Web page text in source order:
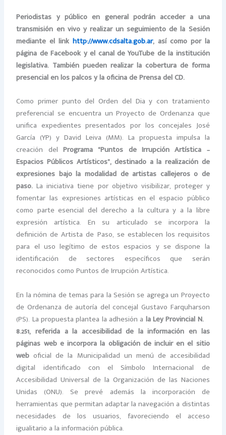
Periodistas y público en general podrán acceder a una
transmisión en vivo y realizar un seguimiento de la Sesión
mediante el linkhttp://www.cdsalta.gob.ar, así como por la
página de Facebook y el canal de YouTube de la institución
legislativa. También pueden realizar la cobertura de forma
presencial en los palcos y la oficina de Prensa del CD.
Como primer punto del Orden del Dia y con tratamiento
preferencial se encuentra un Proyecto de Ordenanza que
unifica expedientes presentados por los concejales José
García (YP) y David Leiva (MM). La propuesta impulsa la
creación delPrograma “Puntos de Irrupción Artística –
Espacios Públicos Artísticos”, destinado a la realización de
expresiones bajo la modalidad de artistas callejeros o de
paso. La iniciativa tiene por objetivo visibilizar, proteger y
fomentar las expresiones artísticas en el espacio público
como parte esencial del derecho a la cultura y a la libre
expresión artística. En su articulado se incorpora la
definición de Artista de Paso, se establecen los requisitos
para el uso legítimo de estos espacios y se dispone la
identificación de sectores específicos que serán
reconocidos como Puntos de Irrupción Artística.
En la nómina de temas para la Sesión se agrega un Proyecto
de Ordenanza de autoría del concejal Gustavo Farquharson
(PS). La propuesta plantea la adhesión a la Ley Provincial N.º
8.251, referida a la accesibilidad de la información en las
páginas web e incorpora la obligación de incluir en el sitio
web oficial de la Municipalidad un menú de accesibilidad
digital identificado con el Símbolo Internacional de
Accesibilidad Universal de la Organización de las Naciones
Unidas (ONU). Se prevé además la incorporación de
herramientas que permitan adaptar la navegación a distintas
necesidades de los usuarios, favoreciendo el acceso
igualitario a la información pública.